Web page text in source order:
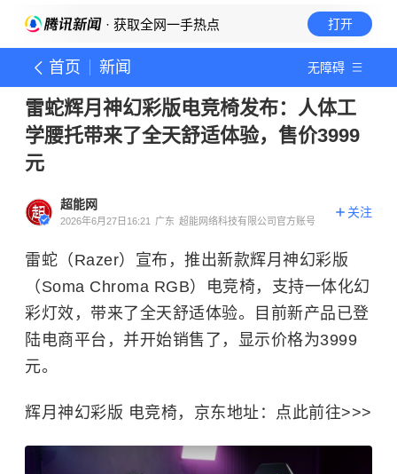
· 获取全网一手热点 打开
首页 新闻 无障碍
雷蛇辉月神幻彩版电竞椅发布：人体工
学腰托带来了全天舒适体验，售价3999
元
超能网
2026年6月27日16:21 广东 超能网络科技有限公司官方账号
关注
雷蛇（Razer）宣布，推出新款辉月神幻彩版
（Soma Chroma RGB）电竞椅，支持一体化幻
彩灯效，带来了全天舒适体验。目前新产品已登
陆电商平台，并开始销售了，显示价格为3999
元。
辉月神幻彩版 电竞椅，京东地址：点此前往>>>